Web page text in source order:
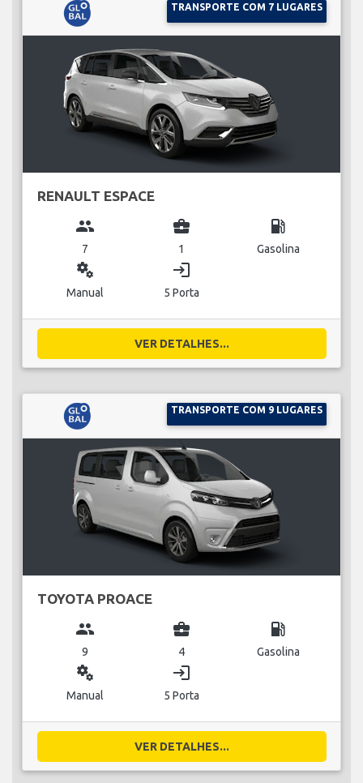
TRANSPORTE COM 7 LUGARES
RENAULT ESPACE
group
7
business_center
1
local_gas_station
Gasolina
miscellaneous_services
Manual
login
5 Porta
VER DETALHES...
TRANSPORTE COM 9 LUGARES
TOYOTA PROACE
group
9
business_center
4
local_gas_station
Gasolina
miscellaneous_services
Manual
login
5 Porta
VER DETALHES...